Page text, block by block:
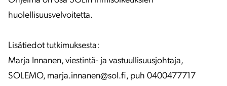
huolellisuusvelvoitetta.
Lisätiedot tutkimuksesta:
Marja Innanen, viestintä- ja vastuullisuusjohtaja,
SOLEMO, marja.innanen@sol.fi, puh 0400477717